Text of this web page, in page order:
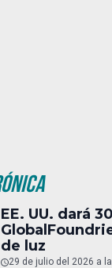
EE. UU. dará
de luz
29 de julio del 2026 a